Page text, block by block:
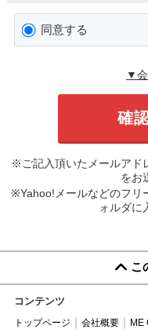
同意する
▼
※ご記入頂いたメールアド
をお
※Yahoo!メールなどのフリ
ォルダに
こ
コンテンツ
トップページ 会社概要 ME